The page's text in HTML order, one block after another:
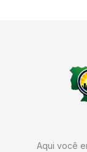
Aqui você